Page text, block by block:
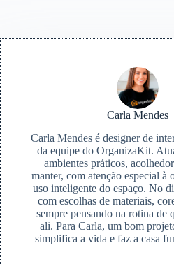
Carla Mendes
Carla Mendes é designer de
da equipe do OrganizaKit.
ambientes práticos,
manter, com atenção especial à
uso inteligente do espaço. No
com escolhas de materiais,
sempre pensando na rotina de
ali. Para Carla, um bom
simplifica a vida e faz a casa